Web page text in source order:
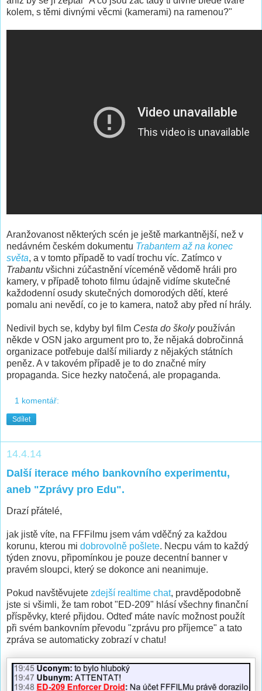
kolem, s těmi divnými věcmi (kamerami) na ramenou?"
Aranžovanost některých scén je ještě markantnější, než v
nedávném českém dokumentu Trabantem až na konec
světa, a v tomto případě to vadí trochu víc. Zatímco v
Trabantu všichni zúčastnění víceméně vědomě hráli pro
kamery, v případě tohoto filmu údajně vidíme skutečné
každodenní osudy skutečných domorodých dětí, které
pomalu ani nevědí, co je to kamera, natož aby před ní hrály.
Nedivil bych se, kdyby byl film Cesta do školypoužíván
někde v OSN jako argument pro to, že nějaká dobročinná
organizace potřebuje další miliardy z nějakých státních
peněz. A v takovém případě je to do značné míry
propaganda. Sice hezky natočená, ale propaganda.
1 komentář:
Sdílet
14.4.14
Další iterace mého bankovního experimentu,
aneb "Zprávy pro Edu".
Drazí přátelé,
jak jistě víte, na FFFilmu jsem vám vděčný za každou
korunu, kterou mi dobrovolně pošlete. Necpu vám to každý
týden znovu, připomínkou je pouze decentní banner v
pravém sloupci, který se dokonce ani neanimuje.
Pokud navštěvujete zdejší realtime chat, pravděpodobně
jste si všimli, že tam robot "ED-209" hlásí všechny finanční
příspěvky, které přijdou. Odteď máte navíc možnost použít
při svém bankovním převodu "zprávu pro příjemce" a tato
zpráva se automaticky zobrazí v chatu!